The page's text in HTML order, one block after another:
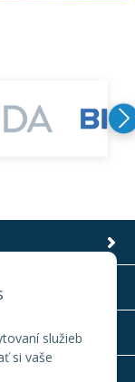
služieb
si vaše